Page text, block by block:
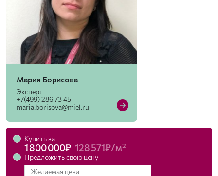
Мария Борисова
Эксперт
+7(499) 286 73 45
maria.borisova@miel.ru
Купить за
1 800 000₽ 128 571₽/м²
Предложить свою цену
Желаемая цена